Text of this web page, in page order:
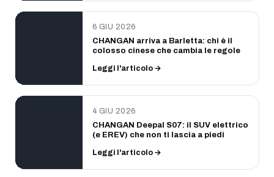
6 GIU 2026
CHANGAN arriva a Barletta: chi è il
colosso cinese che cambia le regole
Leggi l'articolo →
4 GIU 2026
CHANGAN Deepal S07: il SUV elettrico
(e EREV) che non ti lascia a piedi
Leggi l'articolo →